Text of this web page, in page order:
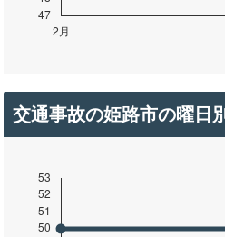
交通事故の姫路市の曜日